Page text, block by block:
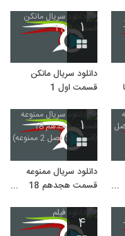
۱
دانلود سریال مانکن
قسمت اول 1
۱
دانلود سریال ممنوعه
قسمت هجدهم 18
ممنوعه)
۴